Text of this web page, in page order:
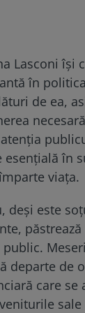
Lasconi își
în
de ea,
în
viața.
deși este
păstrează
departe de
care se